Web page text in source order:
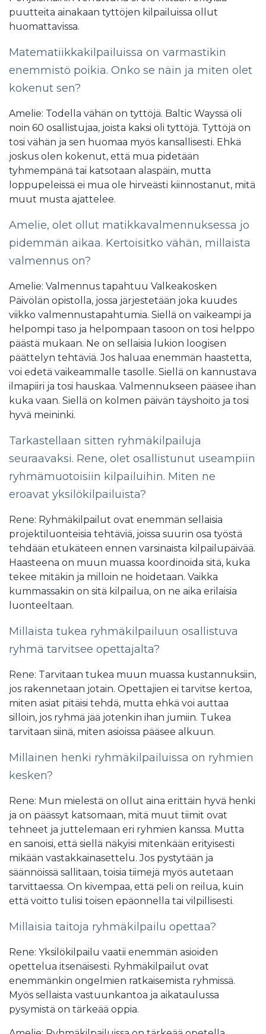
puutteita ainakaan tyttöjen kilpailuissa ollut
huomattavissa.
Matematiikkakilpailuissa on varmastikin
enemmistö poikia. Onko se näin ja miten olet
kokenut sen?
Amelie: Todella vähän on tyttöjä. Baltic Wayssä oli
noin 60 osallistujaa, joista kaksi oli tyttöjä. Tyttöjä on
tosi vähän ja sen huomaa myös kansallisesti. Ehkä
joskus olen kokenut, että mua pidetään
tyhmempänä tai katsotaan alaspäin, mutta
loppupeleissä ei mua ole hirveästi kiinnostanut, mitä
muut musta ajattelee.
Amelie, olet ollut matikkavalmennuksessa jo
pidemmän aikaa. Kertoisitko vähän, millaista
valmennus on?
Amelie: Valmennus tapahtuu Valkeakosken
Päivölän opistolla, jossa järjestetään joka kuudes
viikko valmennustapahtumia. Siellä on vaikeampi ja
helpompi taso ja helpompaan tasoon on tosi helppo
päästä mukaan. Ne on sellaisia lukion loogisen
päättelyn tehtäviä. Jos haluaa enemmän haastetta,
voi edetä vaikeammalle tasolle. Siellä on kannustava
ilmapiiri ja tosi hauskaa. Valmennukseen pääsee ihan
kuka vaan. Siellä on kolmen päivän täyshoito ja tosi
hyvä meininki.
Tarkastellaan sitten ryhmäkilpailuja
seuraavaksi. Rene, olet osallistunut useampiin
ryhmämuotoisiin kilpailuihin. Miten ne
eroavat yksilökilpailuista?
Rene: Ryhmäkilpailut ovat enemmän sellaisia
projektiluonteisia tehtäviä, joissa suurin osa työstä
tehdään etukäteen ennen varsinaista kilpailupäivää.
Haasteena on muun muassa koordinoida sitä, kuka
tekee mitäkin ja milloin ne hoidetaan. Vaikka
kummassakin on sitä kilpailua, on ne aika erilaisia
luonteeltaan.
Millaista tukea ryhmäkilpailuun osallistuva
ryhmä tarvitsee opettajalta?
Rene: Tarvitaan tukea muun muassa kustannuksiin,
jos rakennetaan jotain. Opettajien ei tarvitse kertoa,
miten asiat pitäisi tehdä, mutta ehkä voi auttaa
silloin, jos ryhmä jää jotenkin ihan jumiin. Tukea
tarvitaan siinä, miten asioissa pääsee alkuun.
Millainen henki ryhmäkilpailuissa on ryhmien
kesken?
Rene: Mun mielestä on ollut aina erittäin hyvä henki
ja on päässyt katsomaan, mitä muut tiimit ovat
tehneet ja juttelemaan eri ryhmien kanssa. Mutta
en sanoisi, että siellä näkyisi mitenkään erityisesti
mikään vastakkainasettelu. Jos pystytään ja
säännöissä sallitaan, toisia tiimejä myös autetaan
tarvittaessa. On kivempaa, että peli on reilua, kuin
että voitto tulisi toisen epäonnella tai vilpillisesti.
Millaisia taitoja ryhmäkilpailu opettaa?
Rene: Yksilökilpailu vaatii enemmän asioiden
opettelua itsenäisesti. Ryhmäkilpailut ovat
enemmänkin ongelmien ratkaisemista ryhmissä.
Myös sellaista vastuunkantoa ja aikataulussa
pysymistä on tärkeää oppia.